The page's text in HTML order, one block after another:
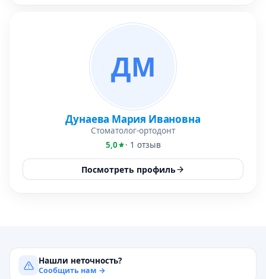
ДМ
Дунаева Мария Ивановна
Стоматолог-ортодонт
5,0
· 1 отзыв
Посмотреть профиль
Нашли неточность?
Сообщить нам →